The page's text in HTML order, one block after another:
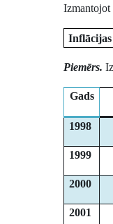
Izmantojot
Inflācijas
Piemērs.
Gads
1998
1999
2000
2001